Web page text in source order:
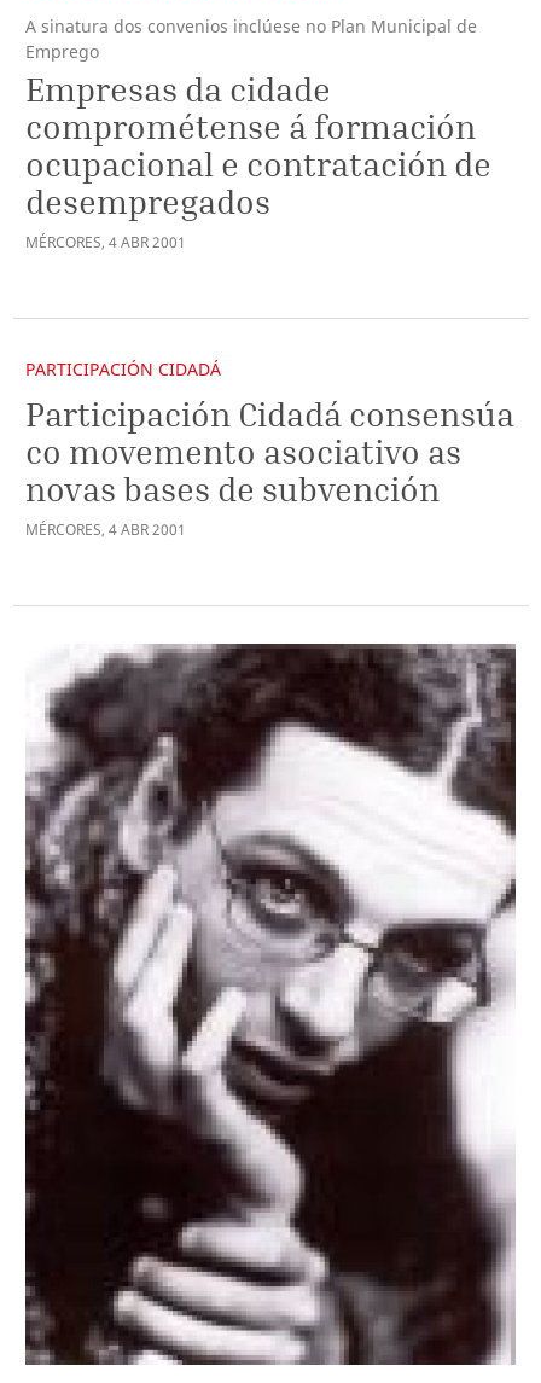
A sinatura dos convenios inclúese no Plan Municipal de
Emprego
Empresas da cidade
comprométense á formación
ocupacional e contratación de
desempregados
MÉRCORES, 4ABR2001
PARTICIPACIÓN CIDADÁ
Participación Cidadá consensúa
co movemento asociativo as
novas bases de subvención
MÉRCORES, 4ABR2001